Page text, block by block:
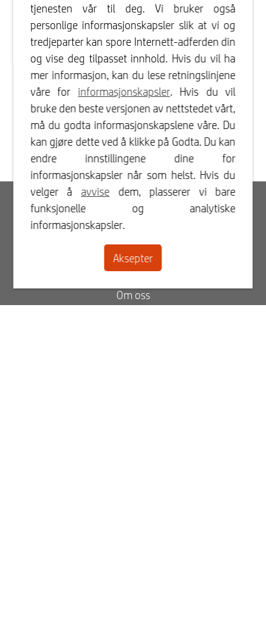
Innlogging
Kontakt
Om oss
tjenesten vår til deg. Vi bruker også
personlige informasjonskapsler slik at vi og
tredjeparter kan spore Internett-adferden din
og vise deg tilpasset innhold. Hvis du vil ha
mer informasjon, kan du lese retningslinjene
våre for informasjonskapsler. Hvis du vil
bruke den beste versjonen av nettstedet vårt,
må du godta informasjonskapslene våre. Du
kan gjøre dette ved å klikke på Godta. Du kan
endre innstillingene dine for
informasjonskapsler når som helst. Hvis du
velger å avvise dem, plasserer vi bare
funksjonelle og analytiske
informasjonskapsler.
Aksepter